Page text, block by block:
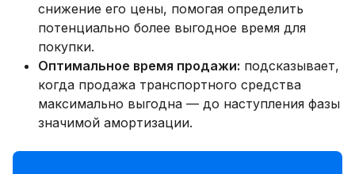
снижение его цены, помогая определить
потенциально более выгодное время для
покупки.
Оптимальное время продажи: подсказывает,
когда продажа транспортного средства
максимально выгодна — до наступления фазы
значимой амортизации.